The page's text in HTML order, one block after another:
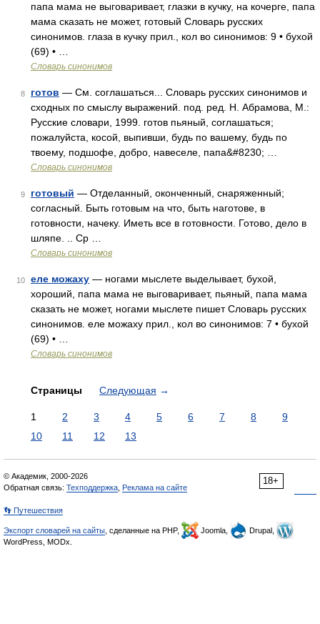
папа мама не выговаривает, глазки в кучку, на кочерге, папа
мама сказать не может, готовый Словарь русских
синонимов. глаза в кучку прил., кол во синонимов: 9 • бухой
(69) • …
Словарь синонимов
8 готов — См. соглашаться... Словарь русских синонимов и
сходных по смыслу выражений. под. ред. Н. Абрамова, М.:
Русские словари, 1999. готов пьяный, соглашаться;
пожалуйста, косой, выпивши, будь по вашему, будь по
твоему, подшофе, добро, навеселе, папа&#8230; …
Словарь синонимов
9 готовый — Отделанный, оконченный, снаряженный;
согласный. Быть готовым на что, быть наготове, в
готовности, начеку. Иметь все в готовности. Готово, дело в
шляпе. .. Ср …
Словарь синонимов
10 еле можаху — ногами мыслете выделывает, бухой,
хороший, папа мама не выговаривает, пьяный, папа мама
сказать не может, ногами мыслете пишет Словарь русских
синонимов. еле можаху прил., кол во синонимов: 7 • бухой
(69) • …
Словарь синонимов
Страницы Следующая →
1 2 3 4 5 6 7 8
9
10
11 12 13
18+
© Академик, 2000-2026
Обратная связь: Техподдержка Реклама на сайте
👣 Путешествия
Экспорт словарей на сайты , сделанные на PHP, Joomla,
Drupal,
WordPress, MODx.